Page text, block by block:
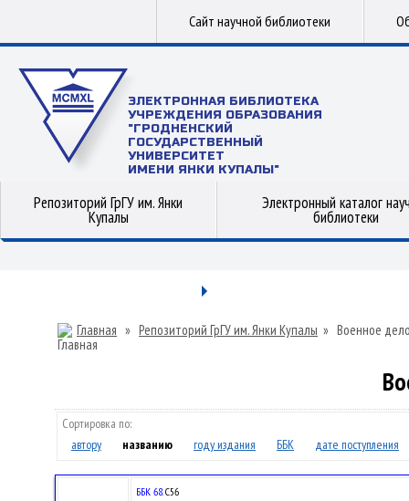
Сайт научной библиотеки
ЭЛЕКТРОННАЯ БИБЛИОТЕКА
УЧРЕЖДЕНИЯ ОБРАЗОВАНИЯ
"ГРОДНЕНСКИЙ
ГОСУДАРСТВЕННЫЙ
УНИВЕРСИТЕТ
ИМЕНИ ЯНКИ КУПАЛЫ"
Репозиторий ГрГУ им. Янки
Купалы
Электронный каталог
библиотеки
Главная » Репозиторий ГрГУ им. Янки Купалы » Военное
Сортировка по:
автору
названию году издания ББК дате поступления
ББК 68.С56